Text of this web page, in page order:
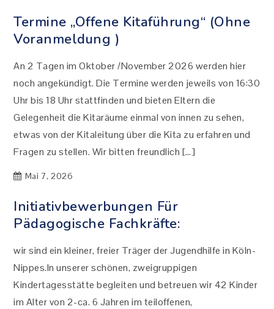
Termine „offene Kitaführung“ (ohne
Voranmeldung )
An 2 Tagen im Oktober /November 2026 werden hier
noch angekündigt. Die Termine werden jeweils von 16:30
Uhr bis 18 Uhr stattfinden und bieten Eltern die
Gelegenheit die Kitaräume einmal von innen zu sehen,
etwas von der Kitaleitung über die Kita zu erfahren und
Fragen zu stellen. Wir bitten freundlich […]
Mai 7, 2026
Initiativbewerbungen Für
Pädagogische Fachkräfte:
wir sind ein kleiner, freier Träger der Jugendhilfe in Köln-
Nippes.In unserer schönen, zweigruppigen
Kindertagesstätte begleiten und betreuen wir 42 Kinder
im Alter von 2-ca. 6 Jahren im teiloffenen,